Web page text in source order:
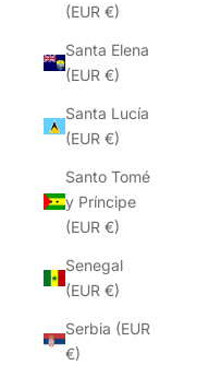
(EUR €)
Santa Elena
(EUR €)
Santa Lucía
(EUR €)
Santo Tomé
y Príncipe
(EUR €)
Senegal
(EUR €)
Serbia (EUR
€)